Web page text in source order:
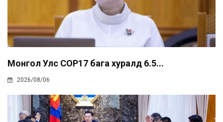
Монгол Улс COP17 бага хуралд 6.5...
2026/08/06